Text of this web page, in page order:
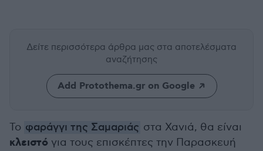
Δείτε περισσότερα άρθρα μας στα αποτελέσματα
αναζήτησης
Add Protothema.gr on Google
Το φαράγγι της Σαμαριάς στα Χανιά, θα είναι
κλειστό για τους επισκέπτες την Παρασκευή